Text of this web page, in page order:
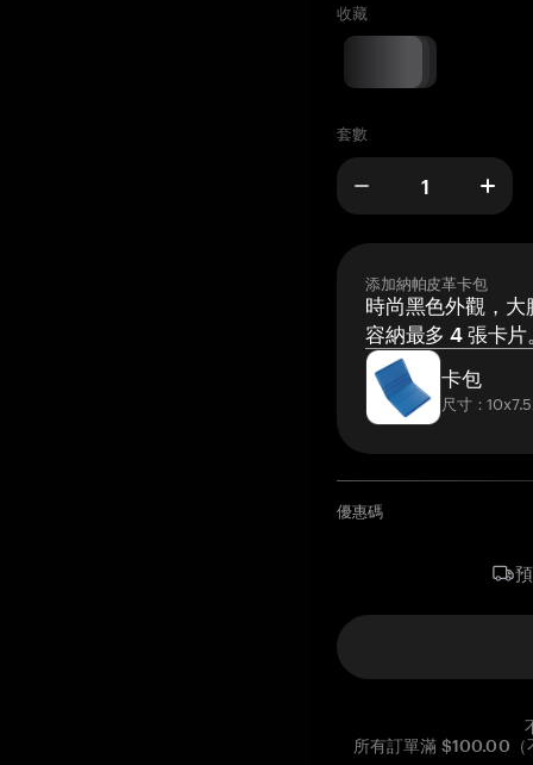
收藏
套數
添加納帕皮革卡包
時尚黑色外觀，大
容納最多 4 張卡片
卡包
尺寸：
優惠碼
所有訂單滿 $100.00（